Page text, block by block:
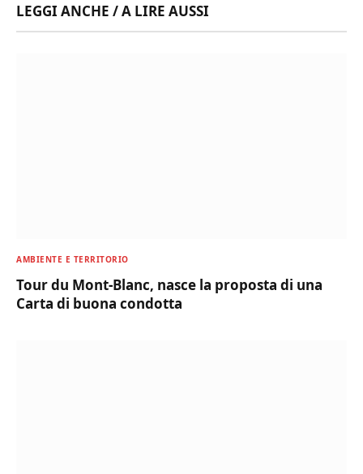
LEGGI ANCHE / A LIRE AUSSI
AMBIENTE E TERRITORIO
Tour du Mont-Blanc, nasce la proposta di una
Carta di buona condotta